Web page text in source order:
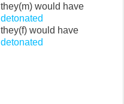
they(m) would have
detonated
they(f) would have
detonated